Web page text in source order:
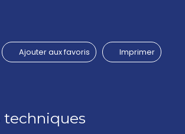
Ajouter aux favoris Imprimer
techniques